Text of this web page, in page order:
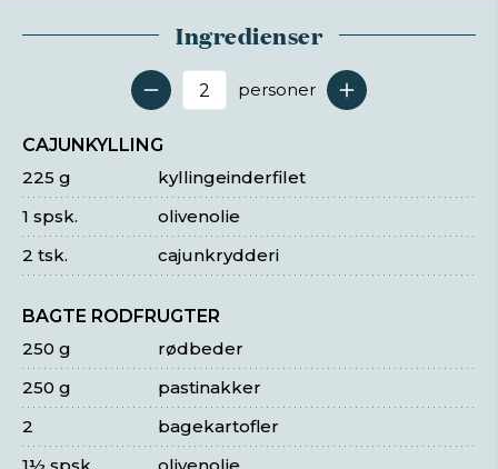
Ingredienser
Antal serveringer
personer
CAJUNKYLLING
kyllingeinderfilet
225 g
olivenolie
1 spsk.
cajunkrydderi
2 tsk.
BAGTE RODFRUGTER
rødbeder
250 g
pastinakker
250 g
bagekartofler
2